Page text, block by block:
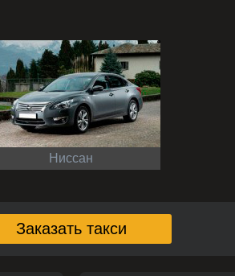
Ниссан
Заказать такси